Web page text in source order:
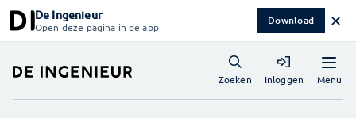
De Ingenieur
Open deze pagina in de app Download ✕
Menu
Zoeken Inloggen